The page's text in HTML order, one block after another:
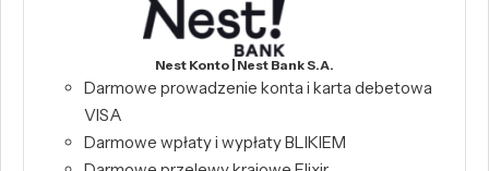
Nest Konto | Nest Bank S.A.
Darmowe prowadzenie konta i karta debetowa
VISA
Darmowe wpłaty i wypłaty BLIKIEM